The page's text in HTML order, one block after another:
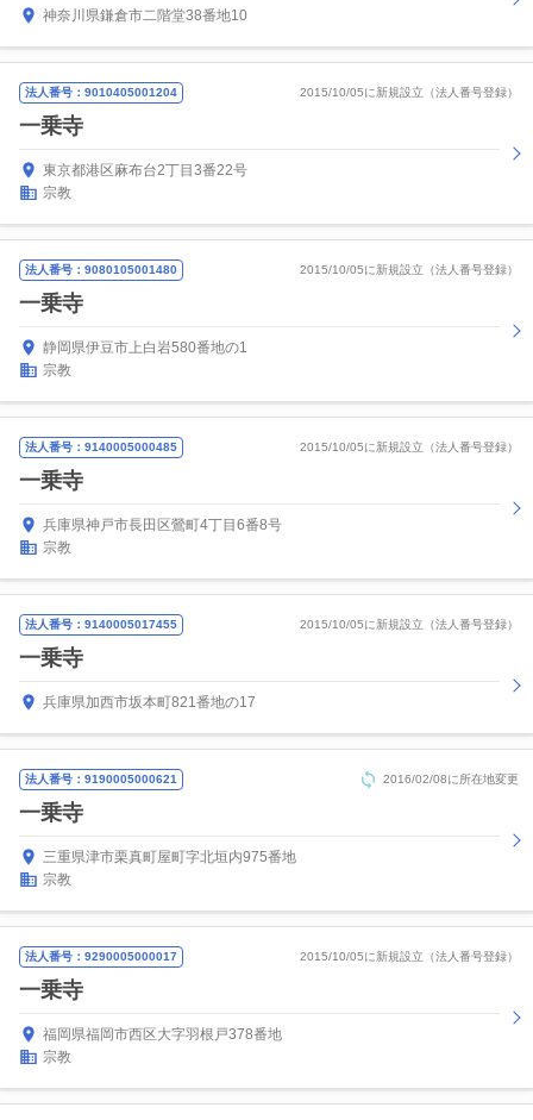
神奈川県鎌倉市二階堂38番地10
法人番号：9010405001204 2015/10/05に新規設立（法人番号登録）
一乗寺
東京都港区麻布台2丁目3番22号
宗教
法人番号：9080105001480 2015/10/05に新規設立（法人番号登録）
一乗寺
静岡県伊豆市上白岩580番地の1
宗教
法人番号：9140005000485 2015/10/05に新規設立（法人番号登録）
一乗寺
兵庫県神戸市長田区鶯町4丁目6番8号
宗教
法人番号：9140005017455 2015/10/05に新規設立（法人番号登録）
一乗寺
兵庫県加西市坂本町821番地の17
法人番号：9190005000621 2016/02/08に所在地変更
一乗寺
三重県津市栗真町屋町字北垣内975番地
宗教
法人番号：9290005000017 2015/10/05に新規設立（法人番号登録）
一乗寺
福岡県福岡市西区大字羽根戸378番地
宗教